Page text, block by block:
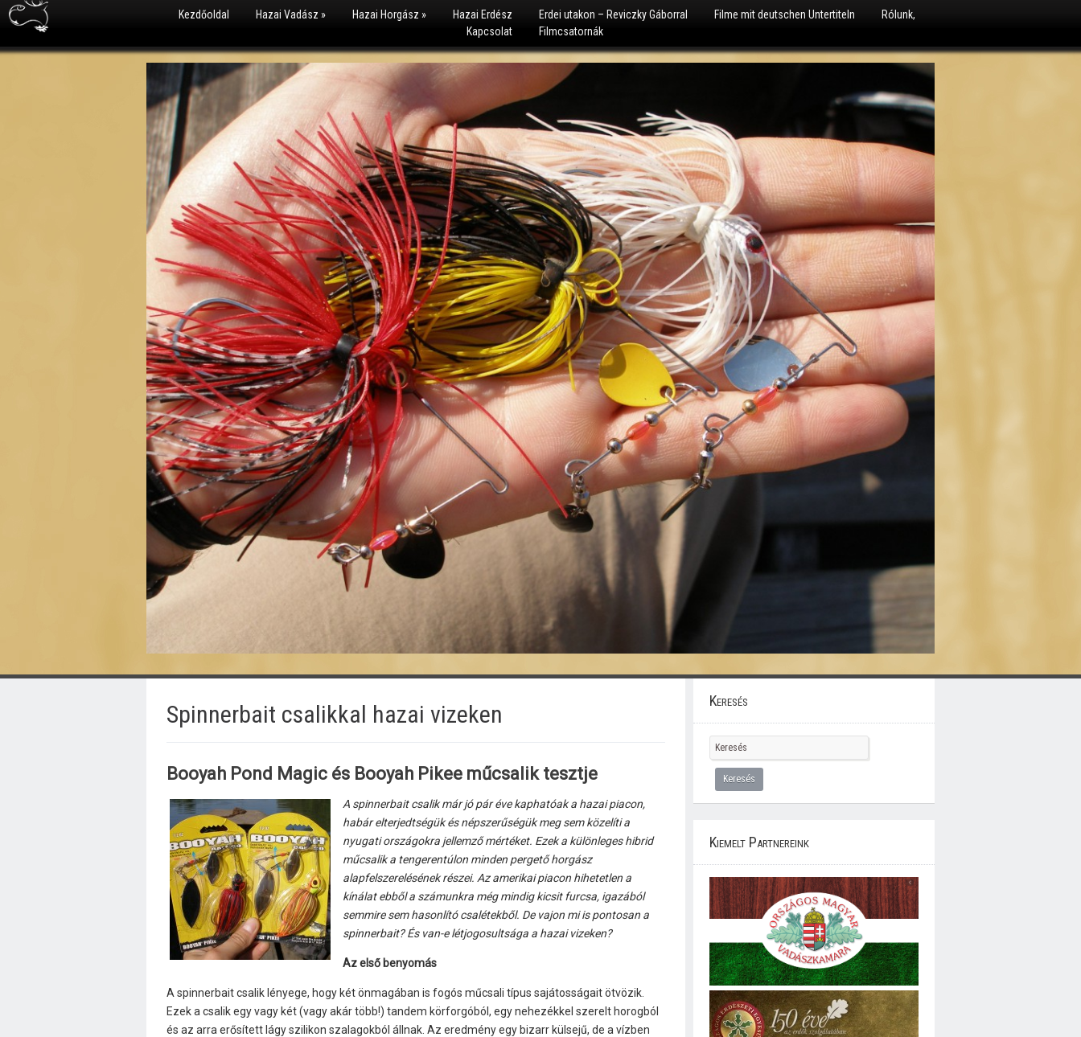
Kezdőoldal Hazai Vadász » Hazai Horgász » Hazai Erdész Erdei utakon – Reviczky Gáborral Filme mit deutschen Untertiteln
Rólunk,
Kapcsolat
Filmcsatornák
Spinnerbait csalikkal hazai vizeken
Booyah Pond Magic és Booyah Pikee műcsalik tesztje
A spinnerbait csalik már jó pár éve kaphatóak a hazai piacon,
habár elterjedtségük és népszerűségük meg sem közelíti a
nyugati országokra jellemző mértéket. Ezek a különleges hibrid
műcsalik a tengerentúlon minden pergető horgász
alapfelszerelésének részei. Az amerikai piacon hihetetlen a
kínálat ebből a számunkra még mindig kicsit furcsa, igazából
semmire sem hasonlító csalétekből. De vajon mi is pontosan a
spinnerbait? És van-e létjogosultsága a hazai vizeken?
Az első benyomás
A spinnerbait csalik lényege, hogy két önmagában is fogós műcsali típus sajátosságait ötvözik.
Ezek a csalik egy vagy két (vagy akár több!) tandem körforgóból, egy nehezékkel szerelt horogból
és az arra erősített lágy szilikon szalagokból állnak. Az eredmény egy bizarr külsejű, de a vízben
Keresés
Kiemelt Partnereink